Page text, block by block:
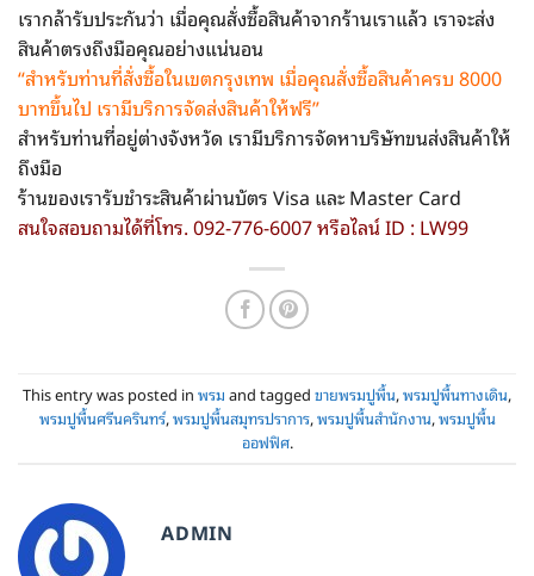
เรากล้ารับประกันว่า เมื่อคุณสั่งซื้อสินค้าจากร้านเราแล้ว เราจะส่ง
สินค้าตรงถึงมือคุณอย่างแน่นอน
“สำหรับท่านที่สั่งซื้อในเขตกรุงเทพ เมื่อคุณสั่งซื้อสินค้าครบ 8000
บาทขึ้นไป เรามีบริการจัดส่งสินค้าให้ฟรี”
สำหรับท่านที่อยู่ต่างจังหวัด เรามีบริการจัดหาบริษัทขนส่งสินค้าให้
ถึงมือ
ร้านของเรารับชำระสินค้าผ่านบัตร Visa และ Master Card
สนใจสอบถามได้ที่โทร. 092-776-6007 หรือไลน์ ID : LW99
This entry was posted in พรม and tagged ขายพรมปูพื้น,พรมปูพื้นทางเดิน,
พรมปูพื้นศรีนครินทร์,พรมปูพื้นสมุทรปราการ,พรมปูพื้นสำนักงาน,พรมปูพื้น
ออฟฟิศ.
ADMIN